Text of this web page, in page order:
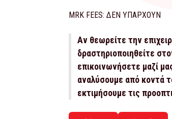
MRK FEES: ΔΕΝ ΥΠΑΡΧΟΥΝ
Αν θεωρείτε την
δραστηριοποιηθείτε
επικοινωνήσετε μαζί
αναλύσουμε από κοντά
εκτιμήσουμε τις